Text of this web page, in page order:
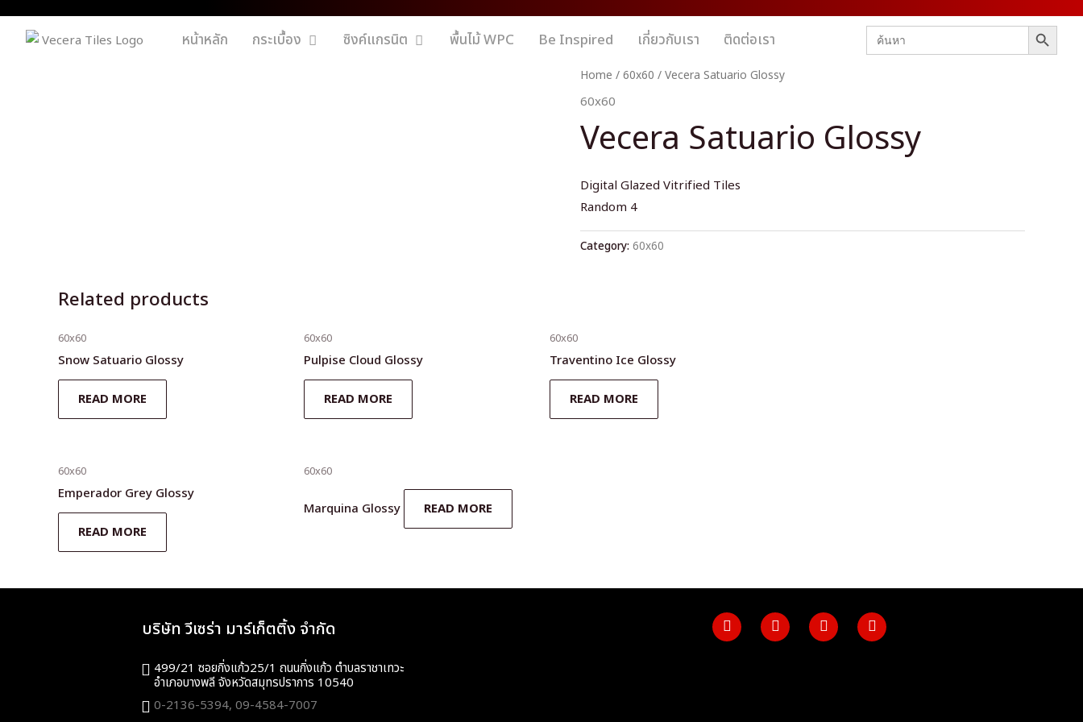
หน้าหลัก กระเบื้อง ซิงค์แกรนิต พื้นไม้ WPC Be Inspired เกี่ยวกับเรา ติดต่อเรา Search
for:
SEARCH BUTTON
Home /60x60 / Vecera Satuario Glossy
60x60
Vecera Satuario Glossy
Digital Glazed Vitrified Tiles
Random 4
Category: 60x60
Related products
60x60
Snow Satuario Glossy
READ MORE
60x60
Pulpise Cloud Glossy
READ MORE
60x60
Traventino Ice Glossy
READ MORE
60x60
Emperador Grey Glossy
READ MORE
60x60
Marquina Glossy READ MORE
บริษัท วีเซร่า มาร์เก็ตติ้ง จำกัด
499/21 ซอยกิ่งแก้ว25/1 ถนนกิ่งแก้ว ตำบลราชาเทวะ
อำเภอบางพลี จังหวัดสมุทรปราการ 10540
0-2136-5394, 09-4584-7007